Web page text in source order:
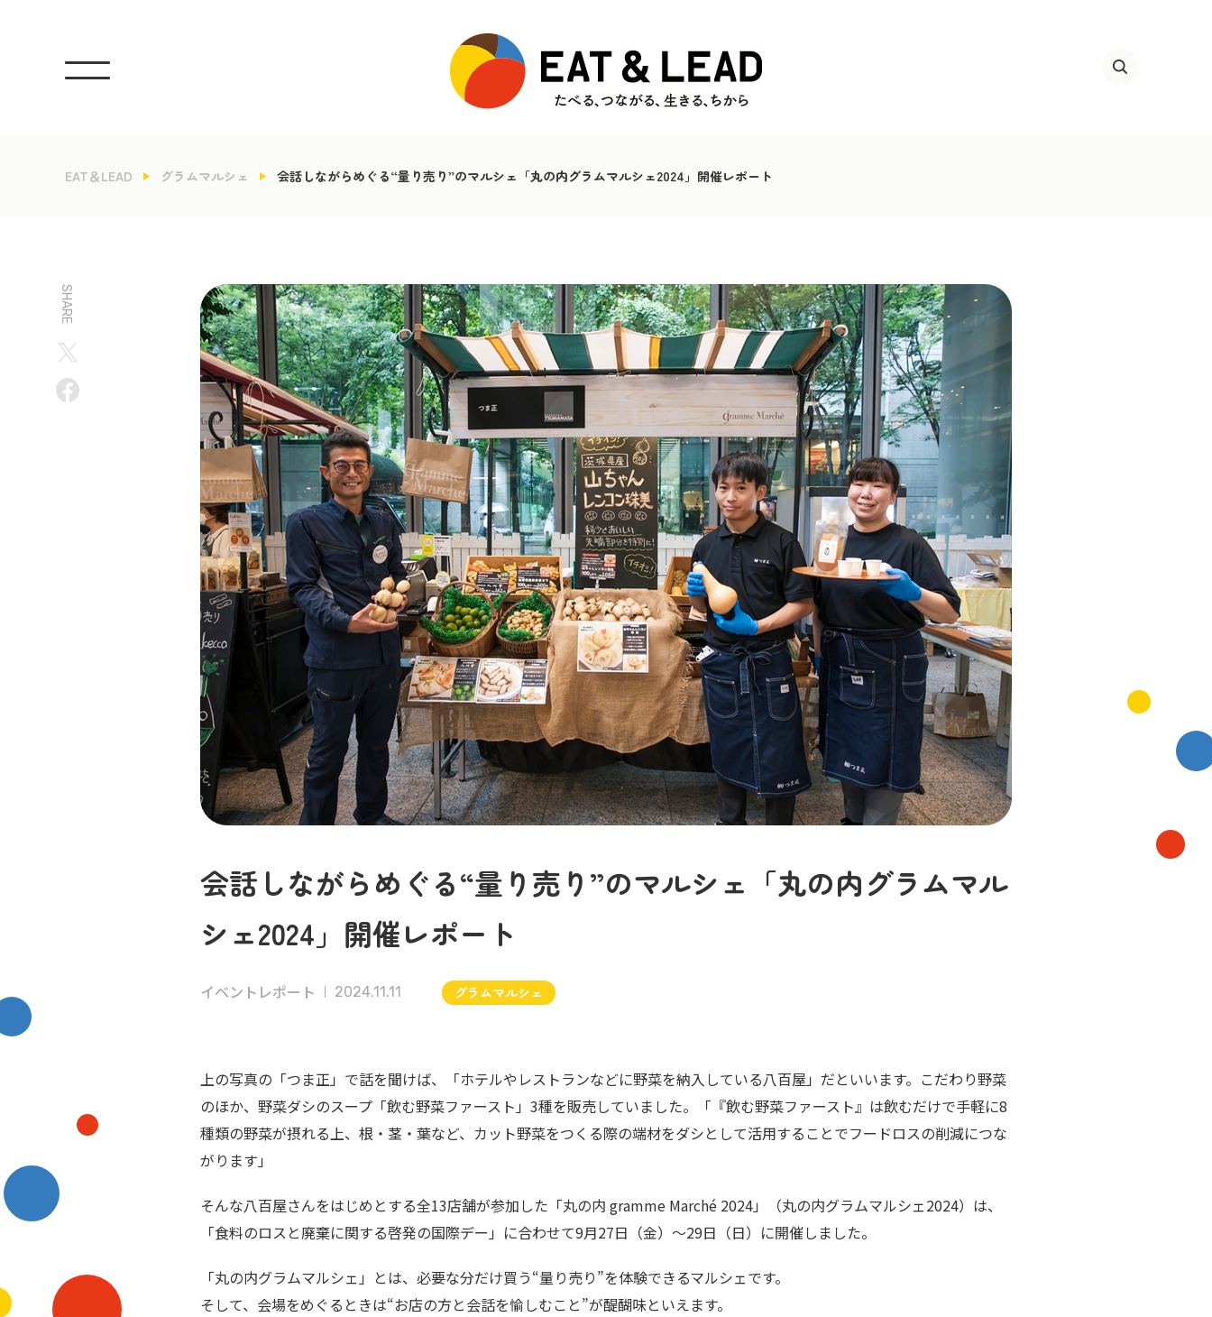
EAT＆LEAD グラムマルシェ 会話しながらめぐる“量り売り”のマルシェ「丸の内グラムマルシェ2024」開催レポート
SHARE
会話しながらめぐる“量り売り”のマルシェ「丸の内グラムマル
シェ2024」開催レポート
イベントレポート 2024.11.11 グラムマルシェ
上の写真の「つま正」で話を聞けば、「ホテルやレストランなどに野菜を納入している八百屋」だといいます。こだわり野菜
のほか、野菜ダシのスープ「飲む野菜ファースト」3種を販売していました。「『飲む野菜ファースト』は飲むだけで手軽に8
種類の野菜が摂れる上、根・茎・葉など、カット野菜をつくる際の端材をダシとして活用することでフードロスの削減につな
がります」
そんな八百屋さんをはじめとする全13店舗が参加した「丸の内 gramme Marché 2024」（丸の内グラムマルシェ2024）は、
「食料のロスと廃棄に関する啓発の国際デー」に合わせて9月27日（金）～29日（日）に開催しました。
「丸の内グラムマルシェ」とは、必要な分だけ買う“量り売り”を体験できるマルシェです。
そして、会場をめぐるときは“お店の方と会話を愉しむこと”が醍醐味といえます。